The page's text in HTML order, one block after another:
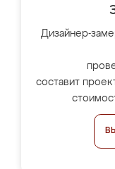
Дизайнер-
составит